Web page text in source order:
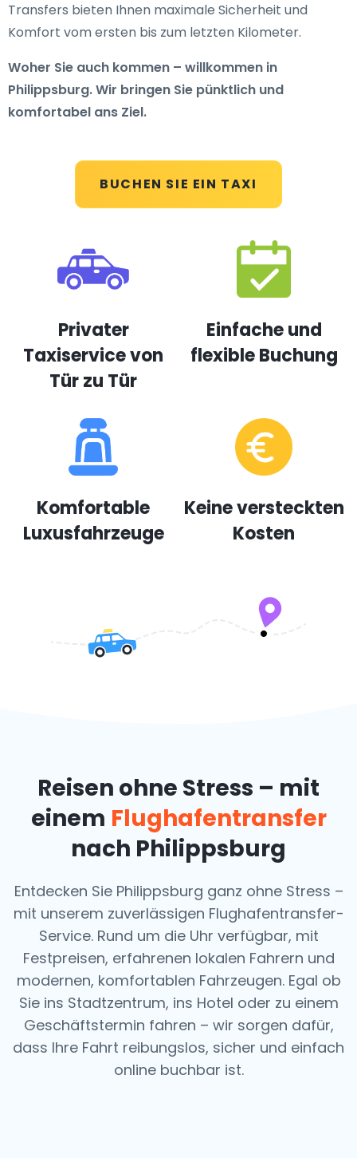
BUCHEN SIE EIN TAXI
Transfers bieten Ihnen maximale Sicherheit und
Komfort vom ersten bis zum letzten Kilometer.
Woher Sie auch kommen – willkommen in
Philippsburg. Wir bringen Sie pünktlich und
komfortabel ans Ziel.
Privater
Taxiservice von
Tür zu Tür
Einfache und
flexible Buchung
Komfortable
Luxusfahrzeuge
Keine versteckten
Kosten
Reisen ohne Stress – mit
einem Flughafentransfer
nach Philippsburg
Entdecken Sie Philippsburg ganz ohne Stress –
mit unserem zuverlässigen Flughafentransfer-
Service. Rund um die Uhr verfügbar, mit
Festpreisen, erfahrenen lokalen Fahrern und
modernen, komfortablen Fahrzeugen. Egal ob
Sie ins Stadtzentrum, ins Hotel oder zu einem
Geschäftstermin fahren – wir sorgen dafür,
dass Ihre Fahrt reibungslos, sicher und einfach
online buchbar ist.